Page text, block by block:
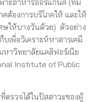
ต้องการบริโภคให้ และให้
ษให้บางวันด้วย) ตัวอย่าง
เพื่อวิเคราะห์หาสารเคมี
หาวิทยาลัยแคลิฟอร์เนีย
Institute of Public
ตรวจได้ในปัสสาวะของผู้